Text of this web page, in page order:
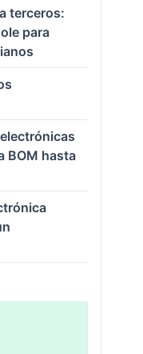
terceros:
para
BOM hasta